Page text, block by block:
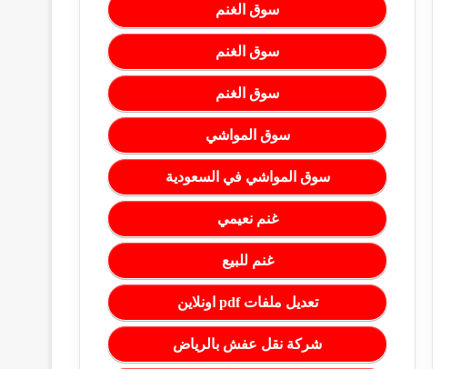
سوق الغنم
سوق الغنم
سوق الغنم
سوق المواشي
سوق المواشي في السعودية
غنم نعيمي
غنم للبيع
تعديل ملفات pdf اونلاين
شركة نقل عفش بالرياض